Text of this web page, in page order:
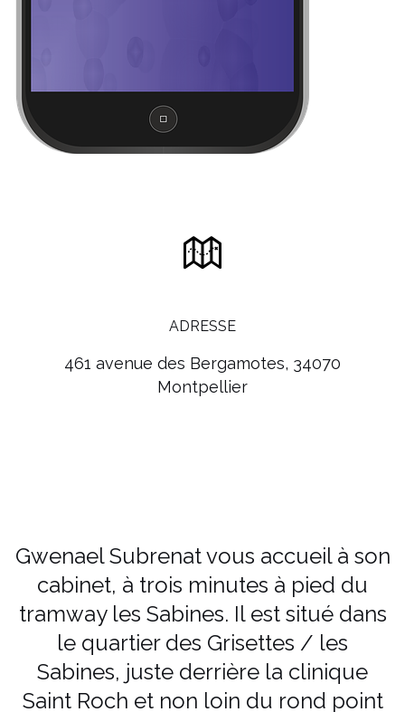
ADRESSE
461 avenue des Bergamotes, 34070
Montpellier
Gwenael Subrenat vous accueil à son
cabinet, à trois minutes à pied du
tramway les Sabines. Il est situé dans
le quartier des Grisettes / les
Sabines, juste derrière la clinique
Saint Roch et non loin du rond point